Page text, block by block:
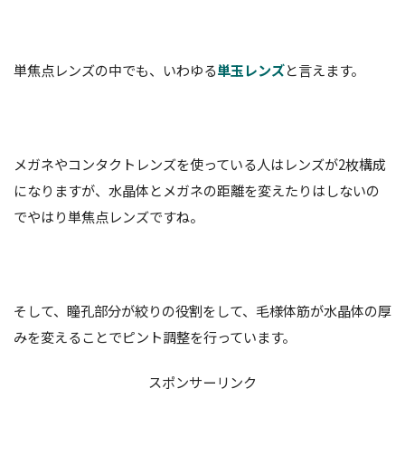
単焦点レンズの中でも、いわゆる単玉レンズと言えます。
メガネやコンタクトレンズを使っている人はレンズが2枚構成
になりますが、水晶体とメガネの距離を変えたりはしないの
でやはり単焦点レンズですね。
そして、瞳孔部分が絞りの役割をして、毛様体筋が水晶体の厚
みを変えることでピント調整を行っています。
スポンサーリンク